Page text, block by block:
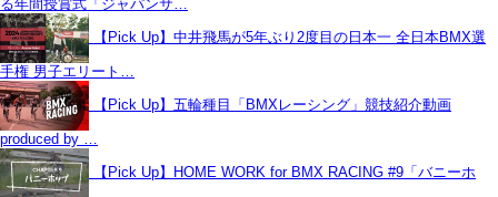
る年間授賞式「ジャパンサ…
【Pick Up】中井飛馬が5年ぶり2度目の日本一 全日本BMX選
手権 男子エリート…
【Pick Up】五輪種目「BMXレーシング」競技紹介動画
produced by …
【Pick Up】HOME WORK for BMX RACING #9「バニーホ